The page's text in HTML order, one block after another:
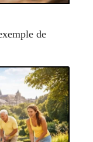
de